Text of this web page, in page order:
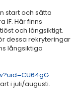
start och sätta
IF. Här finns
och långsiktigt.
dessa rekryteringar
långsiktiga
i juli/augusti.